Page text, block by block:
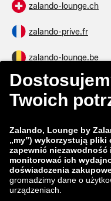
zalando-lounge.ch
zalando-prive.fr
zalando-lounge.be
zalando-lounge.fi
zalando-lounge.co.uk
zalando-prive.es
zalando-lounge.lt
zalando-lounge.ro